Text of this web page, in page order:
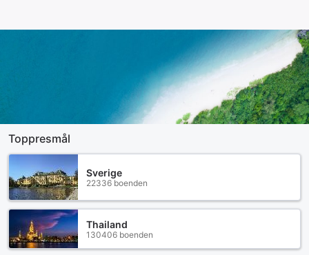
Toppresmål
Sverige
22336 boenden
Thailand
130406 boenden